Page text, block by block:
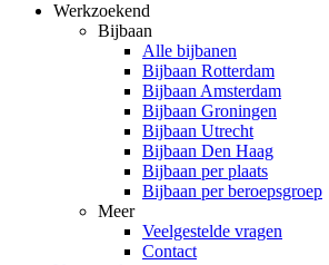
Werkzoekend
Bijbaan
Alle bijbanen
Bijbaan Rotterdam
Bijbaan Amsterdam
Bijbaan Groningen
Bijbaan Utrecht
Bijbaan Den Haag
Bijbaan per plaats
Bijbaan per beroepsgroep
Meer
Veelgestelde vragen
Contact